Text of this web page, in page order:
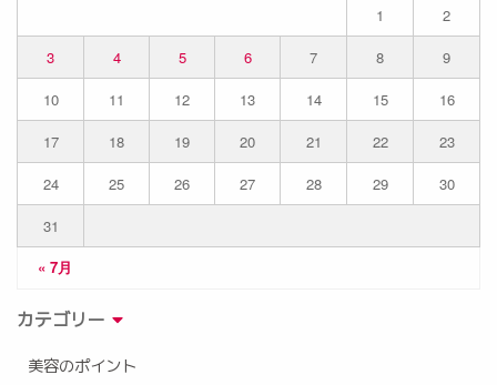
« 7月
1
2
3
4 5 6 7 8
9
10
11 12 13 14 15
16
17
18 19 20 21 22
23
24
25 26 27 28 29
30
31
カテゴリー
美容のポイント